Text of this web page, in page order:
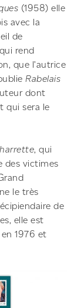
(1958) elle
avec la
de
rend
que l’autrice
Rabelais
dont
qui sera le
, qui
des victimes
le très
de
elle est
1976 et